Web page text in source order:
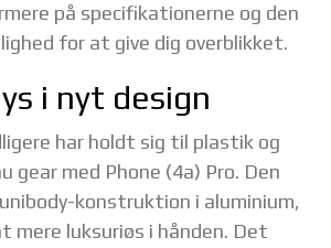
på specifikationerne og den
for at give dig overblikket.
i nyt design
har holdt sig til plastik og
gear med Phone (4a) Pro. Den
konstruktion i aluminium,
mere luksuriøs i hånden. Det